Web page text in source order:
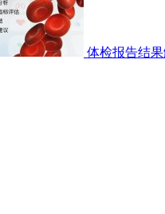
体检报告结